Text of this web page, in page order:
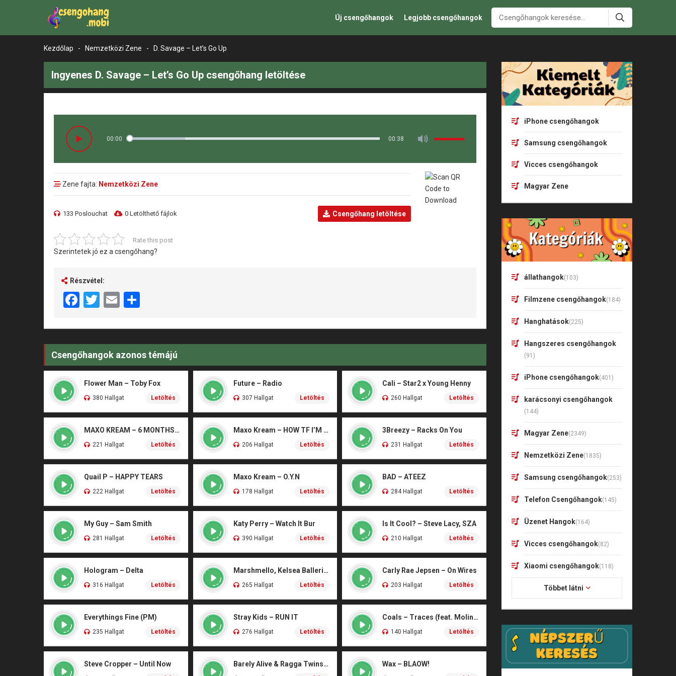
Új csengőhangok Legjobb csengőhangok
Kezdőlap - Nemzetközi Zene - D. Savage – Let’s Go Up
Ingyenes D. Savage – Let’s Go Up csengőhang letöltése
00:00 00:38
Zene fajta: Nemzetközi Zene
133 Poslouchat 0 Letölthető fájlok Csengőhang letöltése
Rate this post
Szerintetek jó ez a csengőhang?
Részvétel:
Facebook
Twitter
Email
Csengőhangok azonos témájú
Flower Man – Toby Fox
380 Hallgat Letöltés
Future – Radio
307 Hallgat Letöltés
Cali – Star2 x Young Henny
260 Hallgat Letöltés
MAXO KREAM – 6 MONTHS CLEAN
221 Hallgat Letöltés
Maxo Kream – HOW TF I’M LUCKY
206 Hallgat Letöltés
3Breezy – Racks On You
231 Hallgat Letöltés
Quail P – HAPPY TEARS
222 Hallgat Letöltés
Maxo Kream – O.Y.N
178 Hallgat Letöltés
BAD – ATEEZ
284 Hallgat Letöltés
My Guy – Sam Smith
281 Hallgat Letöltés
Katy Perry – Watch It Bur
390 Hallgat Letöltés
Is It Cool? – Steve Lacy, SZA
210 Hallgat Letöltés
Hologram – Delta
316 Hallgat Letöltés
Marshmello, Kelsea Ballerini – Another Drink
265 Hallgat Letöltés
Carly Rae Jepsen – On Wires
203 Hallgat Letöltés
Everythings Fine (PM)
235 Hallgat Letöltés
Stray Kids – RUN IT
276 Hallgat Letöltés
Coals – Traces (feat. Molina)
140 Hallgat Letöltés
Steve Cropper – Until Now Barely Alive & Ragga Twins – We Set It Wax – BLAOW!
iPhone csengőhangok
Samsung csengőhangok
Vicces csengőhangok
Magyar Zene
állathangok(103)
Filmzene csengőhangok(184)
Hanghatások(225)
Hangszeres csengőhangok
(91)
iPhone csengőhangok(401)
karácsonyi csengőhangok
(144)
Magyar Zene(2349)
Nemzetközi Zene(1835)
Samsung csengőhangok(253)
Telefon Csengőhangok(145)
Üzenet Hangok(164)
Vicces csengőhangok(82)
Xiaomi csengőhangok(118)
Többet látni